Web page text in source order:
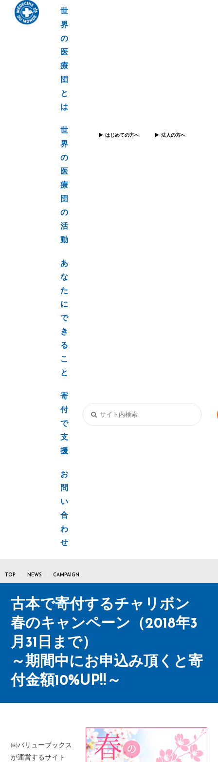
世
界
の
医
療
団
と
は
世
界
の
医
療
団
の
活
動
あ
な
た
に
で
き
る
こ
と
寄
付
で
支
援
お
問
い
合
わ
せ
はじめての方へ 法人の方へ
TOP NEWS CAMPAIGN
古本で寄付するチャリボン
春のキャンペーン（2018年3
月31日まで）
～期間中にお申込み頂くと寄
付金額10%UP!!～
㈱バリューブックス
が運営するサイト